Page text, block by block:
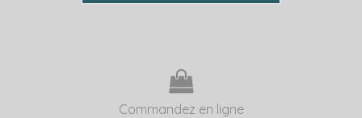
Commandez en ligne